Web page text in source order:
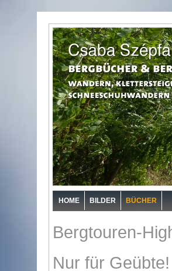
HOME BILDER BÜCHER
Bergtouren-
Nur für Geübte!